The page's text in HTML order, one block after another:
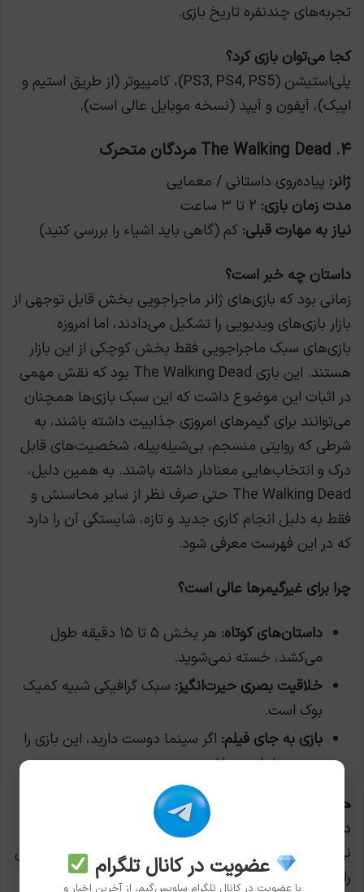
تجربه‌های چندنفره تاریخ بازی.
کجا می‌توان بازی کرد؟
پلی‌استیشن (PS3, PS4, PS5)، کامپیوتر (از طریق استیم و
اپیک)، آیفون و آیپد (نسخه موبایل عالی است).
۴. The Walking Dead مردگان متحرک
ژانر: پیاده‌روی داستانی / معمایی
مدت زمان بازی:
نیاز به مهارت قبلی: کم (گاهی باید اشیاء را بررسی کنید)
داستان چه خبر است؟
زمانی بود که بازی‌های ژانر ماجراجویی بخش قابل توجهی از
بازار بازی‌های ویدیویی را تشکیل می‌دادند، اما امروزه
بازی‌های سبک ماجراجویی فقط بخش کوچکی از این بازار
هستند. این بازی The Walking Dead بود که نقش مهمی
در اثبات این موضوع داشت که این سبک بازی‌ها همچنان
می‌توانند برای گیمرهای امروزی جذابیت داشته باشند، به
شرطی که روایتی منسجم، بی‌شیله‌پیله، شخصیت‌های قابل
درک و انتخاب‌هایی معنادار داشته باشند. به همین دلیل،
The Walking Dead حتی صرف نظر از سایر محاسنش و
فقط به دلیل انجام کاری جدید و تازه، شایستگی آن را دارد
که در این فهرست معرفی شود.
چرا برای غیرگیمرها عالی است؟
داستان‌های کوتاه:
هر بخش ۵ تا ۱۵ دقیقه طول
می‌کشد، خسته نمی‌شوید.
خلاقیت بصری حیرت‌انگیز: سبک گرافیکی شبیه کمیک
بوک است.
بازی به جای فیلم: اگر سینما دوست دارید، این بازی را
دوست خواهید داشت.
هشدار ملایم:
داستان‌ها درباره مرگ هستند. غمگین، گاهی تلخ، اما در
نهایت زیبا. اگر دنبال بازی شاد و بی‌دغدغه هستید، این یکی
را برای بعد نگه دارید.عضویت در کانال تلگرام
با عضویت در کانال تلگرام ساویس‌گیم، از آخرین اخبار و